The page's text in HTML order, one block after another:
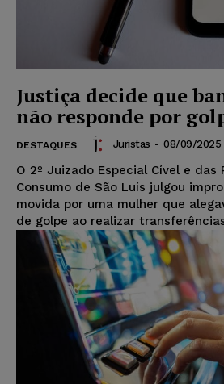
Justiça decide que
não responde por
DESTAQUES Juristas - 08/09/2025
O 2º Juizado Especial Cível e das
Consumo de São Luís julgou
movida por uma mulher que
de golpe ao realizar